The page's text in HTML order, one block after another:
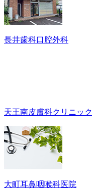
長井歯科口腔外科
天王南皮膚科クリニック
大町耳鼻咽喉科医院